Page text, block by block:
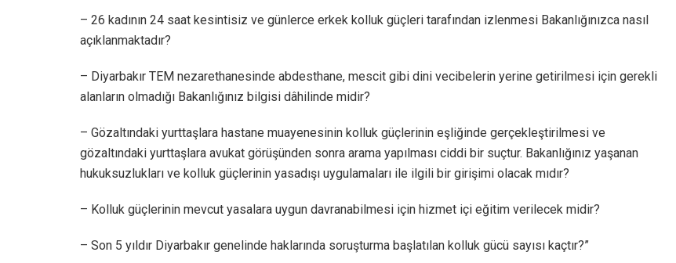
– 26 kadının 24 saat kesintisiz ve günlerce erkek kolluk güçleri tarafından izlenmesi Bakanlığınızca nasıl
açıklanmaktadır?
– Diyarbakır TEM nezarethanesinde abdesthane, mescit gibi dini vecibelerin yerine getirilmesi için gerekli
alanların olmadığı Bakanlığınız bilgisi dâhilinde midir?
– Gözaltındaki yurttaşlara hastane muayenesinin kolluk güçlerinin eşliğinde gerçekleştirilmesi ve
gözaltındaki yurttaşlara avukat görüşünden sonra arama yapılması ciddi bir suçtur. Bakanlığınız yaşanan
hukuksuzlukları ve kolluk güçlerinin yasadışı uygulamaları ile ilgili bir girişimi olacak mıdır?
– Kolluk güçlerinin mevcut yasalara uygun davranabilmesi için hizmet içi eğitim verilecek midir?
– Son 5 yıldır Diyarbakır genelinde haklarında soruşturma başlatılan kolluk gücü sayısı kaçtır?”